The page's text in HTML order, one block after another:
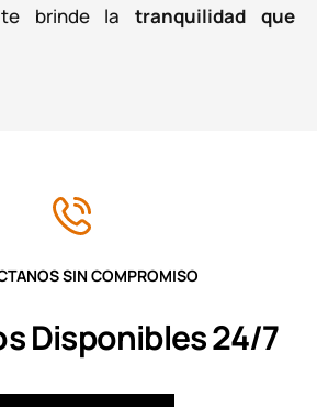
brinde la tranquilidad que
SIN COMPROMISO
Disponibles 24/7